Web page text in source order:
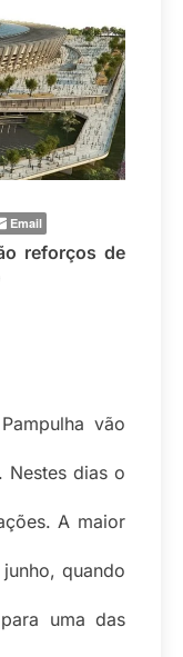
Email
reforços de
vão
Nestes dias o
A maior
quando
uma das